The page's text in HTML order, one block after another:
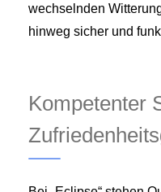
wechselnden
hinweg sicher und
Kompetenter